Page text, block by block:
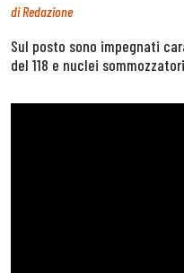
diRedazione
Sul posto sono impegnati
del 118 e nuclei sommozzatori